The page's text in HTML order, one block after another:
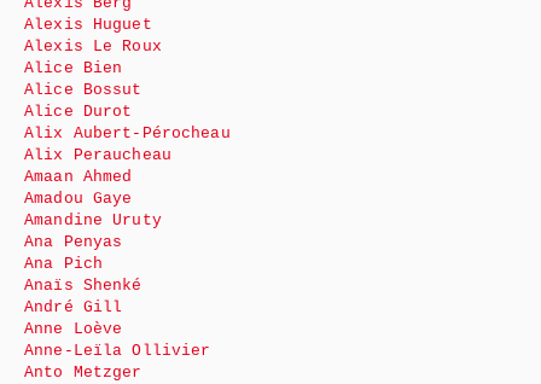
Alexis Huguet
Alexis Le Roux
Alice Bien
Alice Bossut
Alice Durot
Alix Aubert-Pérocheau
Alix Peraucheau
Amaan Ahmed
Amadou Gaye
Amandine Uruty
Ana Penyas
Ana Pich
Anaïs Shenké
André Gill
Anne Loève
Anne-Leïla Ollivier
Anto Metzger